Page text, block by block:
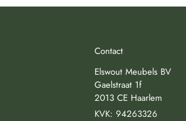
Contact
Elswout Meubels BV
Gaelstraat 1f
2013 CE Haarlem
KVK: 94263326